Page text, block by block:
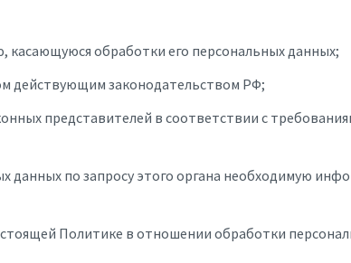
касающуюся обработки его персональных данных;
действующим законодательством РФ;
представителей в соответствии с
по запросу этого органа необходимую
Политике в отношении обработки